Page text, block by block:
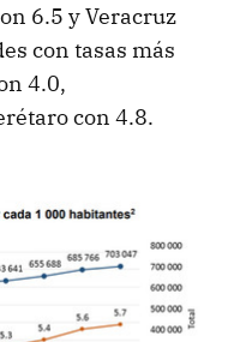
6.5 y Veracruz
con tasas más
4.0,
con 4.8.